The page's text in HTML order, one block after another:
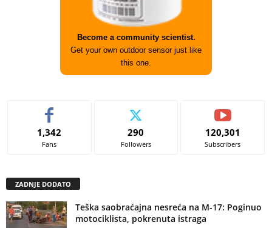
Become a community scientist.
Get your own outdoor sensor just like
this one.
1,342
Fans
290
Followers
120,301
Subscribers
ZADNJE DODATO
Teška saobraćajna nesreća na M-17: Poginuo
motociklista, pokrenuta istraga